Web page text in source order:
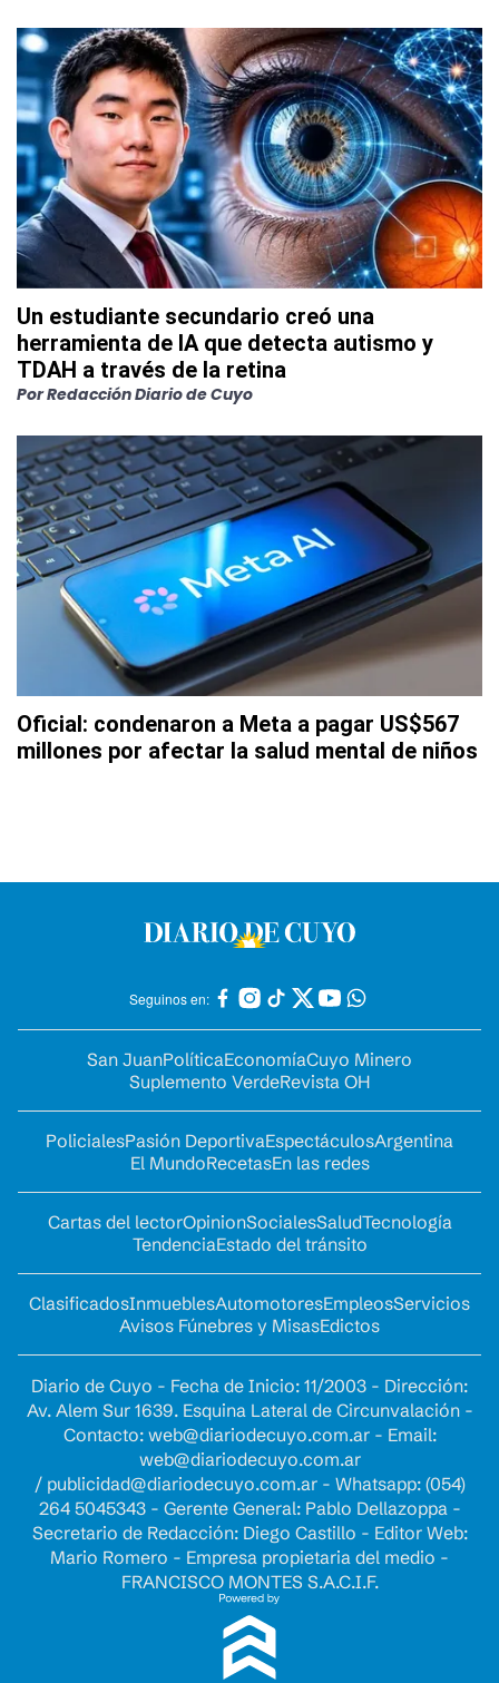
Un estudiante secundario creó una
herramienta de IA que detecta autismo y
TDAH a través de la retina
PorRedacción Diario de Cuyo
Oficial: condenaron a Meta a pagar US$567
millones por afectar la salud mental de niños
Seguinos en:
San JuanPolíticaEconomíaCuyo Minero
Suplemento VerdeRevista OH
PolicialesPasión DeportivaEspectáculosArgentina
El MundoRecetasEn las redes
Cartas del lectorOpinionSocialesSaludTecnología
TendenciaEstado del tránsito
ClasificadosInmueblesAutomotoresEmpleosServicios
Avisos Fúnebres y MisasEdictos
Diario de Cuyo - Fecha de Inicio: 11/2003 - Dirección:
Av. Alem Sur 1639. Esquina Lateral de Circunvalación -
Contacto: web@diariodecuyo.com.ar- Email:
web@diariodecuyo.com.ar
/ publicidad@diariodecuyo.com.ar- Whatsapp: (054)
264 5045343 - Gerente General: Pablo Dellazoppa -
Secretario de Redacción: Diego Castillo - Editor Web:
Mario Romero - Empresa propietaria del medio -
FRANCISCO MONTES S.A.C.I.F.